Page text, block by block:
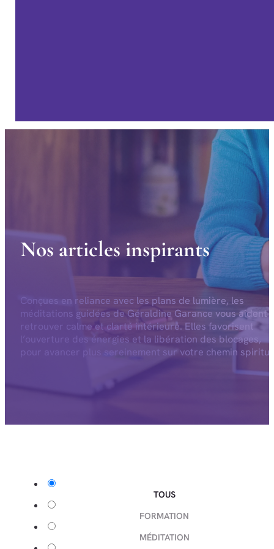
Nos articles inspirants
Conçues en reliance avec les plans de lumière, les
méditations guidées de Géraldine Garance vous aident
retrouver calme et clarté intérieure. Elles favorisent
l’ouverture des énergies et la libération des blocages,
pour avancer plus sereinement sur votre chemin
TOUS
FORMATION
MÉDITATION